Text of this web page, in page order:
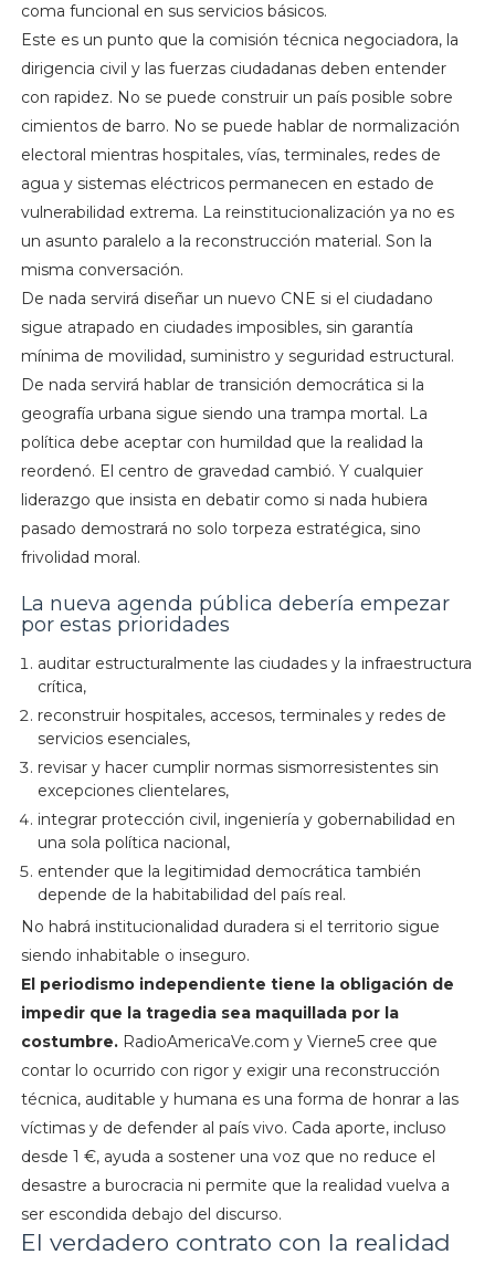
coma funcional en sus servicios básicos.
Este es un punto que la comisión técnica negociadora, la
dirigencia civil y las fuerzas ciudadanas deben entender
con rapidez. No se puede construir un país posible sobre
cimientos de barro. No se puede hablar de normalización
electoral mientras hospitales, vías, terminales, redes de
agua y sistemas eléctricos permanecen en estado de
vulnerabilidad extrema. La reinstitucionalización ya no es
un asunto paralelo a la reconstrucción material. Son la
misma conversación.
De nada servirá diseñar un nuevo CNE si el ciudadano
sigue atrapado en ciudades imposibles, sin garantía
mínima de movilidad, suministro y seguridad estructural.
De nada servirá hablar de transición democrática si la
geografía urbana sigue siendo una trampa mortal. La
política debe aceptar con humildad que la realidad la
reordenó. El centro de gravedad cambió. Y cualquier
liderazgo que insista en debatir como si nada hubiera
pasado demostrará no solo torpeza estratégica, sino
frivolidad moral.
La nueva agenda pública debería empezar
por estas prioridades
auditar estructuralmente las ciudades y la infraestructura
crítica,
reconstruir hospitales, accesos, terminales y redes de
servicios esenciales,
revisar y hacer cumplir normas sismorresistentes sin
excepciones clientelares,
integrar protección civil, ingeniería y gobernabilidad en
una sola política nacional,
entender que la legitimidad democrática también
depende de la habitabilidad del país real.
No habrá institucionalidad duradera si el territorio sigue
siendo inhabitable o inseguro.
El periodismo independiente tiene la obligación de
impedir que la tragedia sea maquillada por la
costumbre.RadioAmericaVe.com y Vierne5 cree que
contar lo ocurrido con rigor y exigir una reconstrucción
técnica, auditable y humana es una forma de honrar a las
víctimas y de defender al país vivo. Cada aporte, incluso
desde 1 €, ayuda a sostener una voz que no reduce el
desastre a burocracia ni permite que la realidad vuelva a
ser escondida debajo del discurso.
El verdadero contrato con la realidad